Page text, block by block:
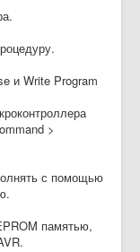
и Write Program
>
с помощью
памятью,